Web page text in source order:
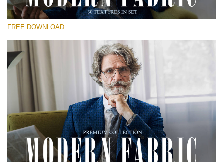
Kérlek, válassz
Small 800*533px
Modern Fabric
(30 Textures)
Large 6000*4000px
Entire Collection
(1783 Overlays)
Large 6000*4000px
FREE DOWNLOAD